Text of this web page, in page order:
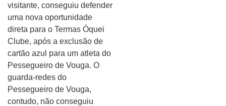
visitante, conseguiu defender
uma nova oportunidade
direta para o Termas Óquei
Clube, após a exclusão de
cartão azul para um atleta do
Pessegueiro de Vouga. O
guarda-redes do
Pessegueiro de Vouga,
contudo, não conseguiu